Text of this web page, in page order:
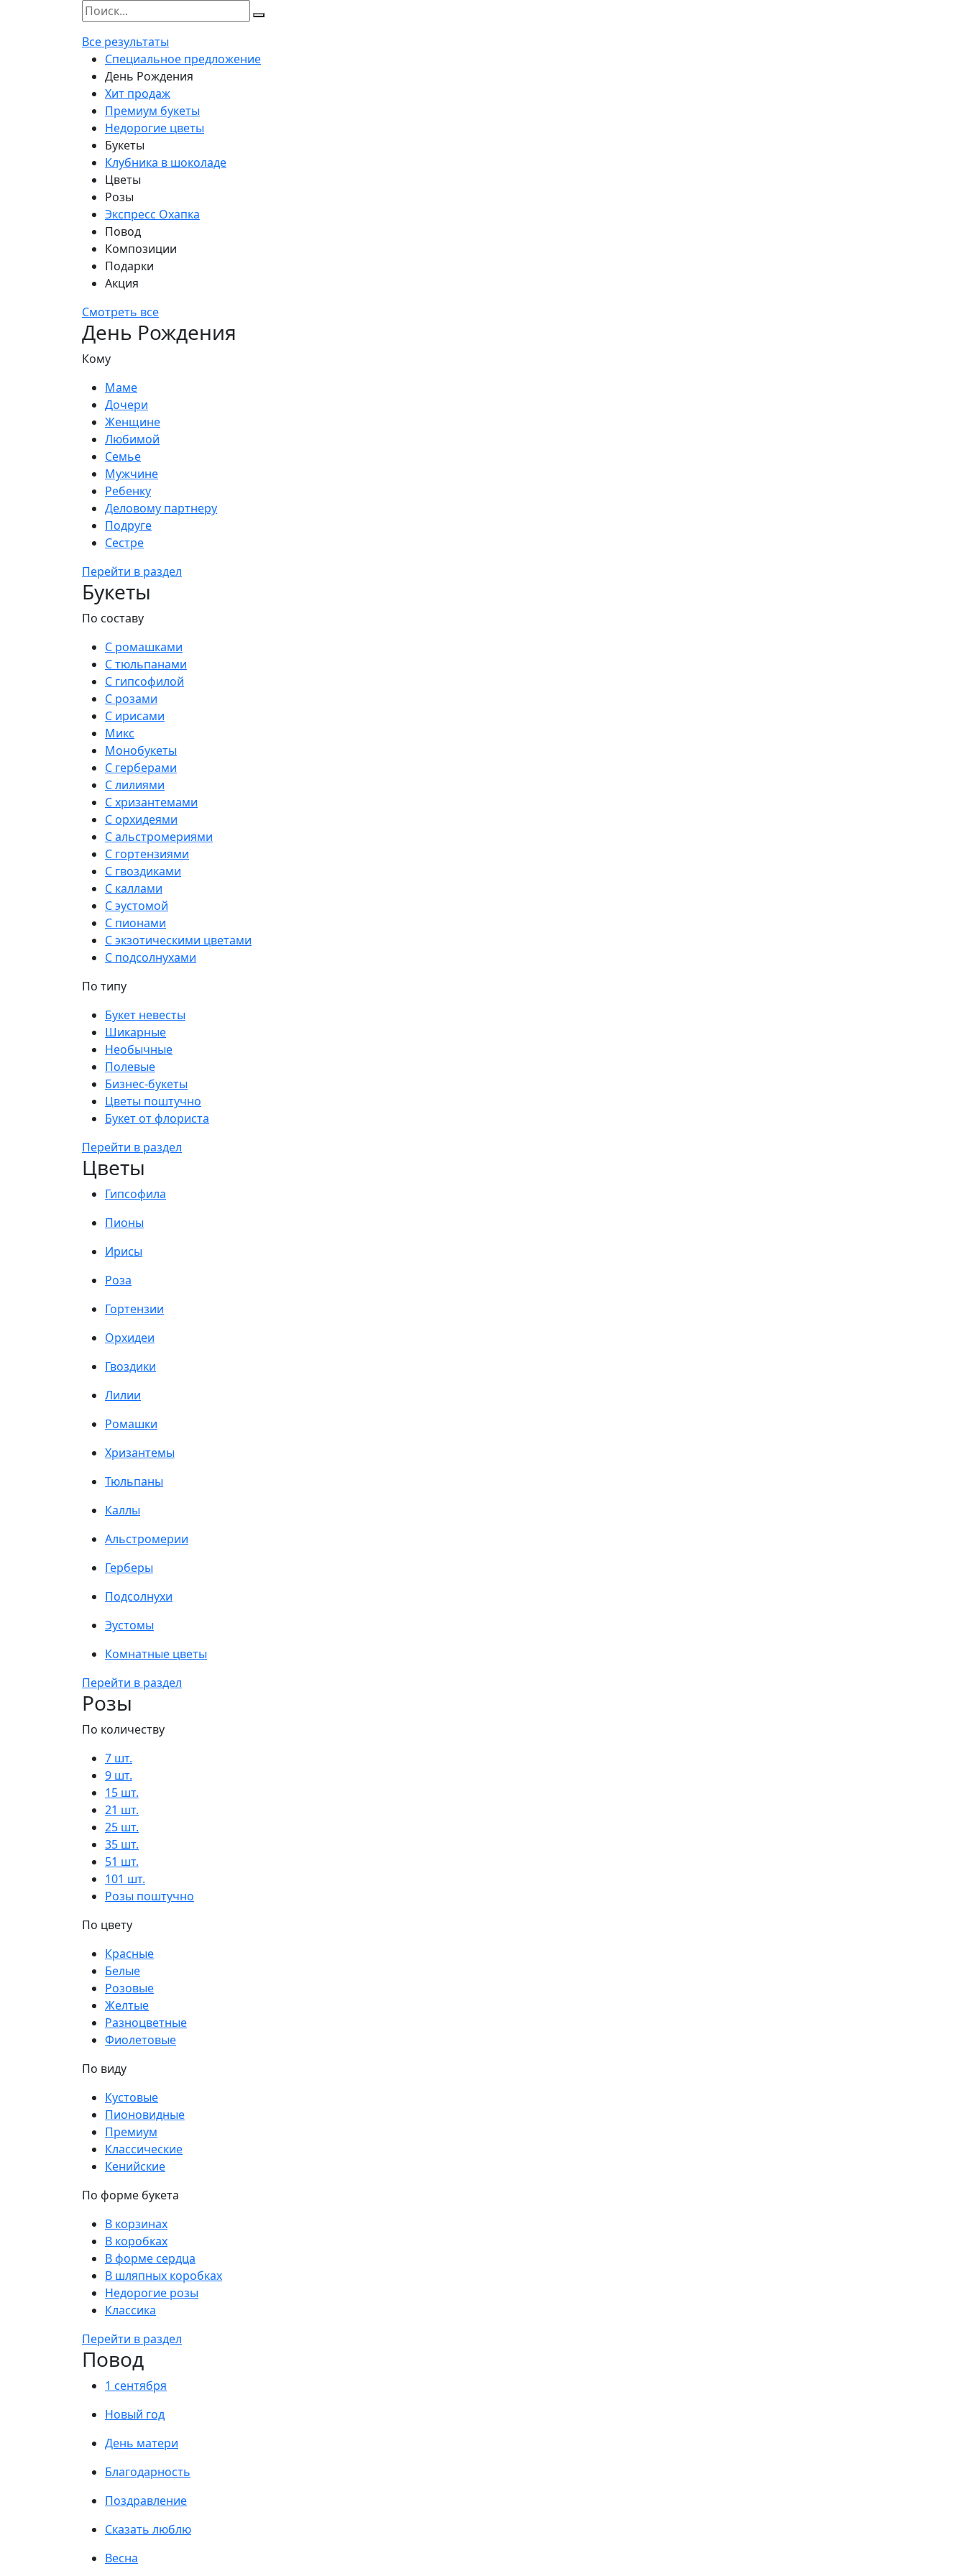
Все результаты
Специальное предложение
День Рождения
Хит продаж
Премиум букеты
Недорогие цветы
Букеты
Клубника в шоколаде
Цветы
Розы
Экспресс Охапка
Повод
Композиции
Подарки
Акция
Смотреть все
День Рождения
Кому
Маме
Дочери
Женщине
Любимой
Семье
Мужчине
Ребенку
Деловому партнеру
Подруге
Сестре
Перейти в раздел
Букеты
По составу
С ромашками
С тюльпанами
С гипсофилой
С розами
С ирисами
Микс
Монобукеты
С герберами
С лилиями
С хризантемами
С орхидеями
С альстромериями
С гортензиями
С гвоздиками
С каллами
С эустомой
С пионами
С экзотическими цветами
С подсолнухами
По типу
Букет невесты
Шикарные
Необычные
Полевые
Бизнес-букеты
Цветы поштучно
Букет от флориста
Перейти в раздел
Цветы
Гипсофила
Пионы
Ирисы
Роза
Гортензии
Орхидеи
Гвоздики
Лилии
Ромашки
Хризантемы
Тюльпаны
Каллы
Альстромерии
Герберы
Подсолнухи
Эустомы
Комнатные цветы
Перейти в раздел
Розы
По количеству
7 шт.
9 шт.
15 шт.
21 шт.
25 шт.
35 шт.
51 шт.
101 шт.
Розы поштучно
По цвету
Красные
Белые
Розовые
Желтые
Разноцветные
Фиолетовые
По виду
Кустовые
Пионовидные
Премиум
Классические
Кенийские
По форме букета
В корзинах
В коробках
В форме сердца
В шляпных коробках
Недорогие розы
Классика
Перейти в раздел
Повод
1 сентября
Новый год
День матери
Благодарность
Поздравление
Сказать люблю
Весна